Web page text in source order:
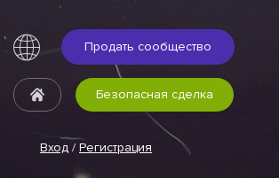
Продать сообщество
Вход / Регистрация
Безопасная сделка